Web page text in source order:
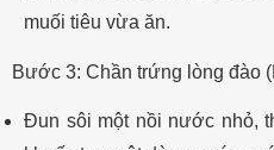
muối tiêu vừa ăn.
Bước 3: Chần trứng lòng đào
Đun sôi một nồi nước nhỏ,